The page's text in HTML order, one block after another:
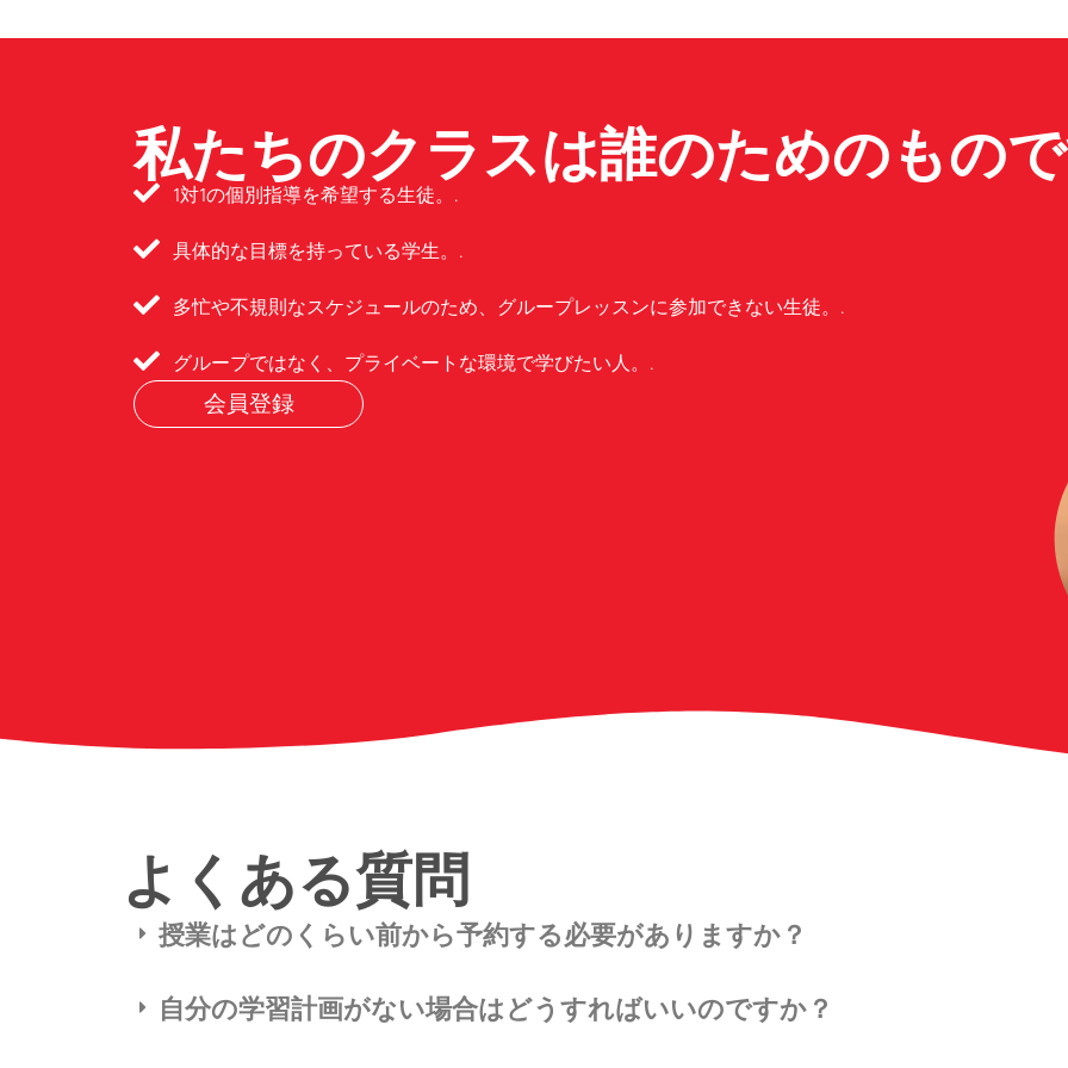
私たちのクラスは誰のためのもの
1対1の個別指導を希望する生徒。.
具体的な目標を持っている学生。.
多忙や不規則なスケジュールのため、グループレッスンに参加できない生徒。.
グループではなく、プライベートな環境で学びたい人。.
会員登録
よくある質問
授業はどのくらい前から予約する必要がありますか？
自分の学習計画がない場合はどうすればいいのですか？